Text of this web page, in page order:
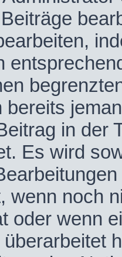
bereits
in der
Es wird
wenn noch
oder wenn